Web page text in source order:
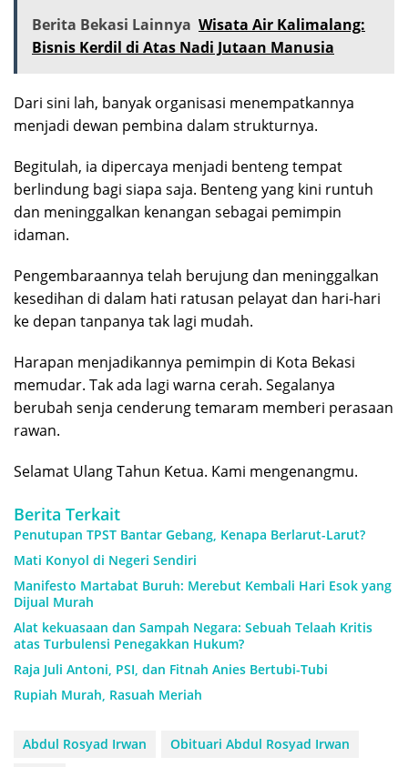
Berita Bekasi Lainnya Wisata Air Kalimalang:
Bisnis Kerdil di Atas Nadi Jutaan Manusia
Dari sini lah, banyak organisasi menempatkannya
menjadi dewan pembina dalam strukturnya.
Begitulah, ia dipercaya menjadi benteng tempat
berlindung bagi siapa saja. Benteng yang kini runtuh
dan meninggalkan kenangan sebagai pemimpin
idaman.
Pengembaraannya telah berujung dan meninggalkan
kesedihan di dalam hati ratusan pelayat dan hari-hari
ke depan tanpanya tak lagi mudah.
Harapan menjadikannya pemimpin di Kota Bekasi
memudar. Tak ada lagi warna cerah. Segalanya
berubah senja cenderung temaram memberi perasaan
rawan.
Selamat Ulang Tahun Ketua. Kami mengenangmu.
Berita Terkait
Penutupan TPST Bantar Gebang, Kenapa Berlarut-Larut?
Mati Konyol di Negeri Sendiri
Manifesto Martabat Buruh: Merebut Kembali Hari Esok yang
Dijual Murah
Alat kekuasaan dan Sampah Negara: Sebuah Telaah Kritis
atas Turbulensi Penegakkan Hukum?
Raja Juli Antoni, PSI, dan Fitnah Anies Bertubi-Tubi
Rupiah Murah, Rasuah Meriah
Abdul Rosyad Irwan
Obituari Abdul Rosyad Irwan